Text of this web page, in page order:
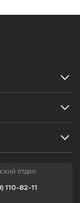
отдел:
110-82-11